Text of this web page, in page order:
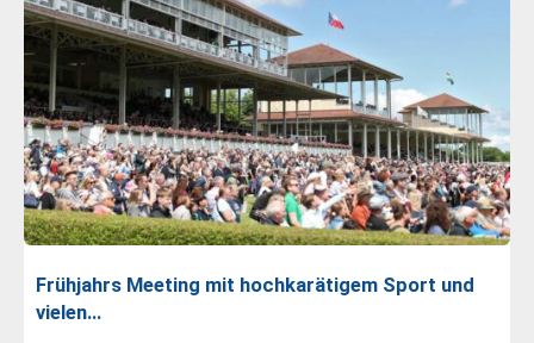
Frühjahrs Meeting mit hochkarätigem Sport und
vielen…